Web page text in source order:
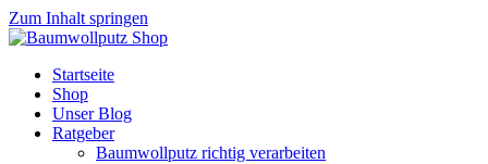
Zum Inhalt springen
Startseite
Shop
Unser Blog
Ratgeber
Baumwollputz richtig verarbeiten